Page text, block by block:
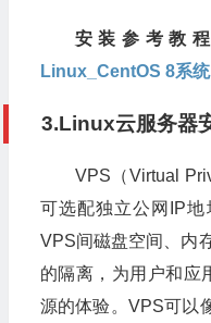
安装参考教
Linux_CentOS 8系统
3.Linux云服务器
VPS（Virtual
可选配独立公网IP
VPS间磁盘空间、内
的隔离，为用户和应
源的体验。VPS可以